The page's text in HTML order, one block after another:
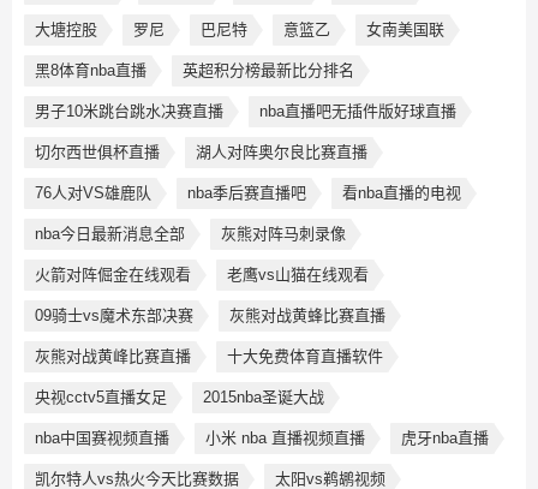
大塘控股 罗尼 巴尼特 意篮乙 女南美国联
黑8体育nba直播 英超积分榜最新比分排名
男子10米跳台跳水决赛直播 nba直播吧无插件版好球直播
切尔西世俱杯直播 湖人对阵奥尔良比赛直播
76人对VS雄鹿队 nba季后赛直播吧 看nba直播的电视
nba今日最新消息全部 灰熊对阵马刺录像
火箭对阵倔金在线观看 老鹰vs山猫在线观看
09骑士vs魔术东部决赛 灰熊对战黄蜂比赛直播
灰熊对战黄峰比赛直播 十大免费体育直播软件
央视cctv5直播女足 2015nba圣诞大战
nba中国赛视频直播 小米 nba 直播视频直播 虎牙nba直播
凯尔特人vs热火今天比赛数据 太阳vs鹈鹕视频